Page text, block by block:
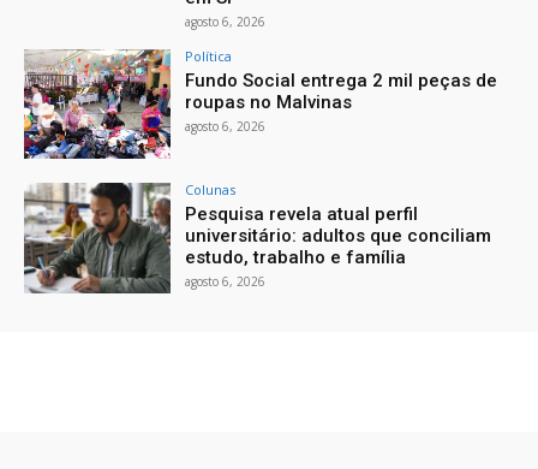
agosto 6, 2026
Política
Fundo Social entrega 2 mil peças de
roupas no Malvinas
agosto 6, 2026
Colunas
Pesquisa revela atual perfil
universitário: adultos que conciliam
estudo, trabalho e família
agosto 6, 2026